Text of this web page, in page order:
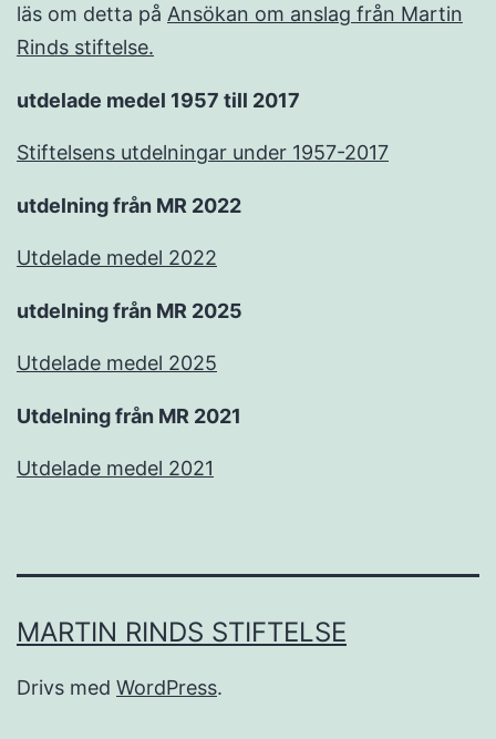
läs om detta på Ansökan om anslag från Martin
Rinds stiftelse.
utdelade medel 1957 till 2017
Stiftelsens utdelningar under 1957-2017
utdelning från MR 2022
Utdelade medel 2022
utdelning från MR 2025
Utdelade medel 2025
Utdelning från MR 2021
Utdelade medel 2021
MARTIN RINDS STIFTELSE
Drivs med WordPress.